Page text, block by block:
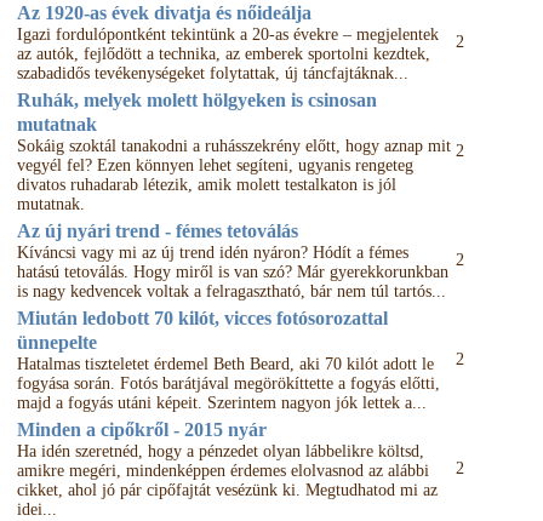
Az 1920-as évek divatja és nőideálja
Igazi fordulópontként tekintünk a 20-as évekre – megjelentek
az autók, fejlődött a technika, az emberek sportolni kezdtek,
szabadidős tevékenységeket folytattak, új táncfajtáknak...
2
Ruhák, melyek molett hölgyeken is csinosan
mutatnak
Sokáig szoktál tanakodni a ruhásszekrény előtt, hogy aznap mit
vegyél fel? Ezen könnyen lehet segíteni, ugyanis rengeteg
divatos ruhadarab létezik, amik molett testalkaton is jól
mutatnak.
2
Az új nyári trend - fémes tetoválás
Kíváncsi vagy mi az új trend idén nyáron? Hódít a fémes
hatású tetoválás. Hogy miről is van szó? Már gyerekkorunkban
is nagy kedvencek voltak a felragasztható, bár nem túl tartós...
2
Miután ledobott 70 kilót, vicces fotósorozattal
ünnepelte
Hatalmas tiszteletet érdemel Beth Beard, aki 70 kilót adott le
fogyása során. Fotós barátjával megörökíttette a fogyás előtti,
majd a fogyás utáni képeit. Szerintem nagyon jók lettek a...
2
Minden a cipőkről - 2015 nyár
Ha idén szeretnéd, hogy a pénzedet olyan lábbelikre költsd,
amikre megéri, mindenképpen érdemes elolvasnod az alábbi
cikket, ahol jó pár cipőfajtát vesézünk ki. Megtudhatod mi az
idei...
2